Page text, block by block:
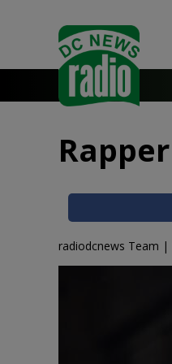
radiodcnews Team |